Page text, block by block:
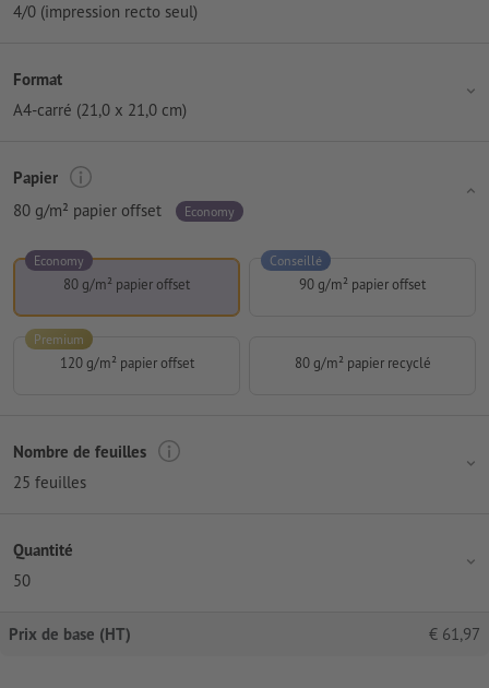
4/0 (impression recto seul)
Format
A4-carré (21,0 x 21,0 cm)
Papier
80 g/m² papier offset
Economy
80 g/m² papier offset
Economy
90 g/m² papier offset
Conseillé
120 g/m² papier offset
Premium
80 g/m² papier recyclé
Nombre de feuilles
25 feuilles
Quantité
50
Prix de base (HT) € 61,97